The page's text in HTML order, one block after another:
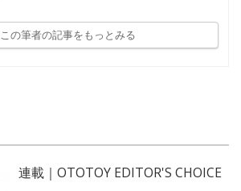
この筆者の記事をもっとみる
連載｜OTOTOY EDITOR'S CHOICE